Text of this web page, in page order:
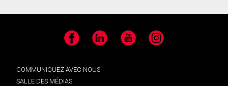
Facebook LinkedIn YouTube Instagram
COMMUNIQUEZ AVEC NOUS
SALLE DES MÉDIAS